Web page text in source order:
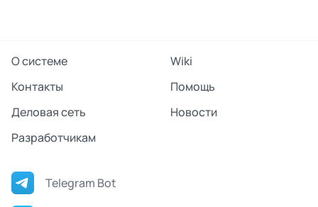
О системе
Wiki
Контакты
Помощь
Деловая сеть
Новости
Разработчикам
Telegram Bot